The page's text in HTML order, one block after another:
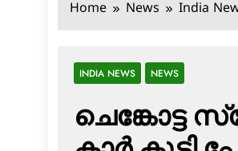
Home News India
INDIA NEWS NEWS
ചെങ്കോട്ട